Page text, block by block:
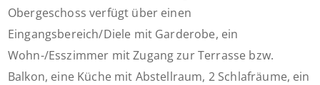
Obergeschoss verfügt über einen
Eingangsbereich/Diele mit Garderobe, ein
Wohn-/Esszimmer mit Zugang zur Terrasse bzw.
Balkon, eine Küche mit Abstellraum, 2 Schlafräume, ein